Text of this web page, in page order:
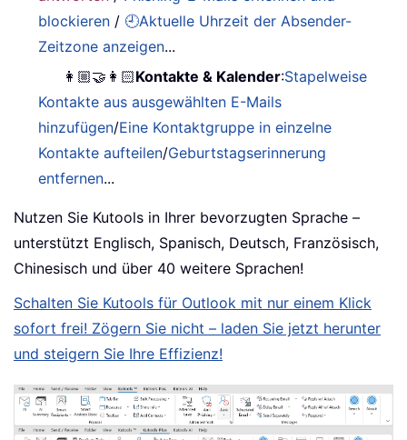
blockieren / 🕘Aktuelle Uhrzeit der Absender-
Zeitzone anzeigen...
👩🏼‍🤝‍👩🏻Kontakte & Kalender:Stapelweise
Kontakte aus ausgewählten E-Mails
hinzufügen/Eine Kontaktgruppe in einzelne
Kontakte aufteilen/Geburtstagserinnerung
entfernen...
Nutzen Sie Kutools in Ihrer bevorzugten Sprache –
unterstützt Englisch, Spanisch, Deutsch, Französisch,
Chinesisch und über 40 weitere Sprachen!
Schalten Sie Kutools für Outlook mit nur einem Klick
sofort frei! Zögern Sie nicht – laden Sie jetzt herunter
und steigern Sie Ihre Effizienz!